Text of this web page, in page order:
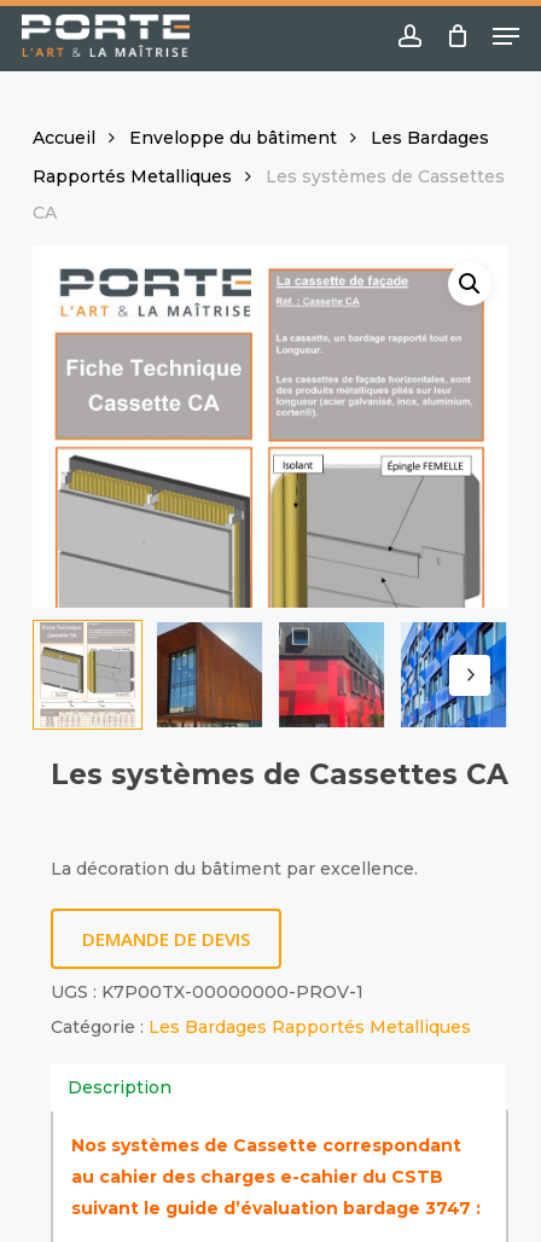
Skip
main
account
Accueil Enveloppe du bâtiment
Les Bardages
Rapportés Metalliques
Les systèmes de Cassettes
CA
Les systèmes de Cassettes CA
La décoration du bâtiment par excellence.
DEMANDE DE DEVIS
UGS : K7P00TX-00000000-PROV-1
Catégorie : Les Bardages Rapportés Metalliques
Description
Nos systèmes de Cassette correspondant
au cahier des charges e-cahier du CSTB
suivant le guide d’évaluation bardage 3747 :